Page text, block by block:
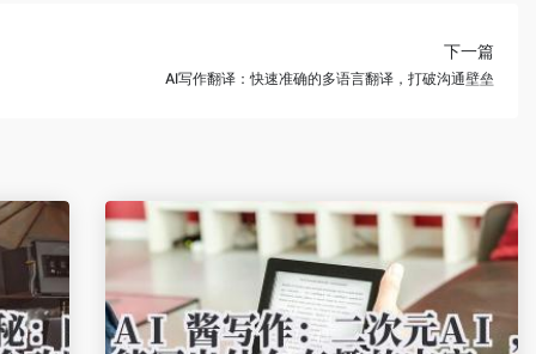
下一篇
AI写作翻译：快速准确的多语言翻译，打破沟通壁垒